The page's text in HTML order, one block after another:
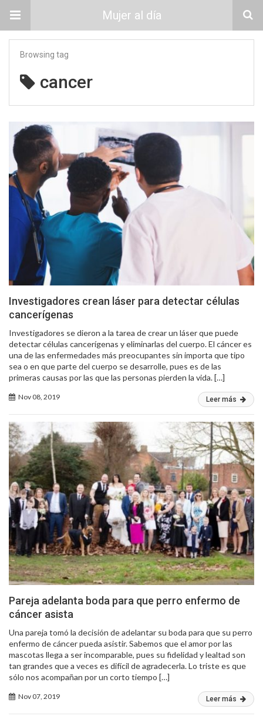
Mujer al día
Browsing tag
cancer
Investigadores crean láser para detectar células
cancerígenas
Investigadores se dieron a la tarea de crear un láser que puede
detectar células cancerígenas y eliminarlas del cuerpo. El cáncer es
una de las enfermedades más preocupantes sin importa que tipo
sea o en que parte del cuerpo se desarrolle, pues es de las
primeras causas por las que las personas pierden la vida. […]
Nov 08, 2019 Leer más
Pareja adelanta boda para que perro enfermo de
cáncer asista
Una pareja tomó la decisión de adelantar su boda para que su perro
enfermo de cáncer pueda asistir. Sabemos que el amor por las
mascotas llega a ser incomparable, pues su fidelidad y lealtad son
tan grandes que a veces es difícil de agradecerla. Lo triste es que
sólo nos acompañan por un corto tiempo […]
Nov 07, 2019 Leer más